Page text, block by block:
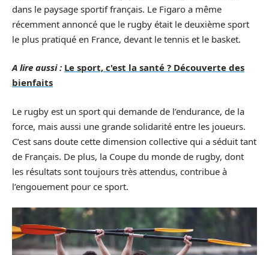
dans le paysage sportif français. Le Figaro a même
récemment annoncé que le rugby était le deuxième sport
le plus pratiqué en France, devant le tennis et le basket.
A lire aussi : Le sport, c'est la santé ? Découverte des
bienfaits
Le rugby est un sport qui demande de l’endurance, de la
force, mais aussi une grande solidarité entre les joueurs.
C’est sans doute cette dimension collective qui a séduit tant
de Français. De plus, la Coupe du monde de rugby, dont
les résultats sont toujours très attendus, contribue à
l’engouement pour ce sport.